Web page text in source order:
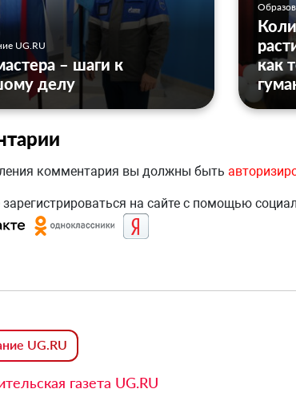
UG.RU
– шаги к
делу
как
комментария вы должны быть
на сайте с помощью
UG.RU
газета UG.RU